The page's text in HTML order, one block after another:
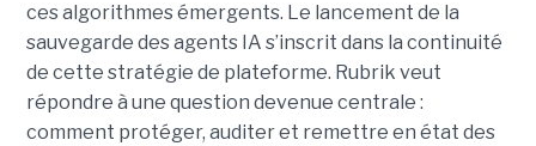
ces algorithmes émergents. Le lancement de la
sauvegarde des agents IA s’inscrit dans la continuité
de cette stratégie de plateforme. Rubrik veut
répondre à une question devenue centrale :
comment protéger, auditer et remettre en état des